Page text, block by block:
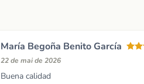
María Begoña Benito García
22 de mai de 2026
Buena calidad